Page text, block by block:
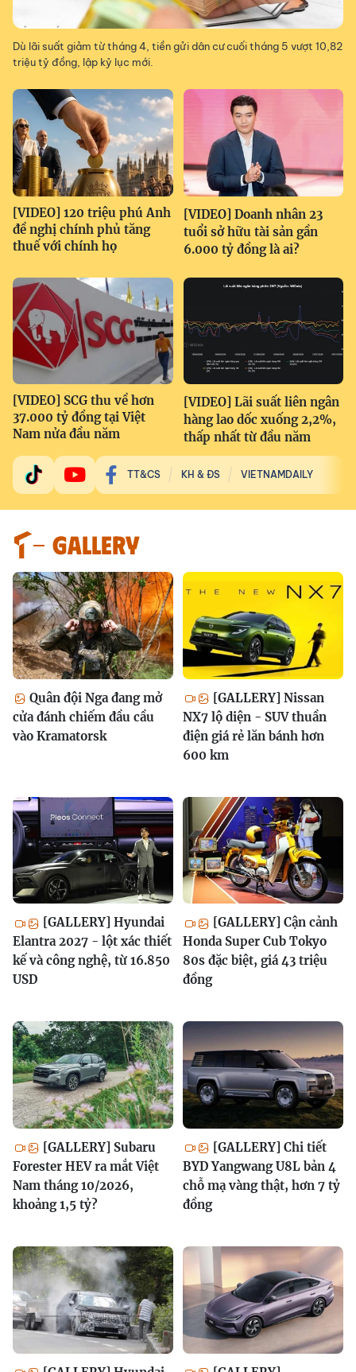
Dù lãi suất giảm từ tháng 4, tiền gửi dân cư cuối tháng 5 vượt 10,82
triệu tỷ đồng, lập kỷ lục mới.
[VIDEO] 120 triệu phú Anh
đề nghị chính phủ tăng
thuế với chính họ
[VIDEO] Doanh nhân 23
tuổi sở hữu tài sản gần
6.000 tỷ đồng là ai?
[VIDEO] SCG thu về hơn
37.000 tỷ đồng tại Việt
Nam nửa đầu năm
[VIDEO] Lãi suất liên ngân
hàng lao dốc xuống 2,2%,
thấp nhất từ đầu năm
TT&CS KH & ĐS VIETNAMDAILY
GALLERY
Quân đội Nga đang mở
cửa đánh chiếm đầu cầu
vào Kramatorsk
[GALLERY] Nissan
NX7 lộ diện - SUV thuần
điện giá rẻ lăn bánh hơn
600 km
[GALLERY] Hyundai
Elantra 2027 - lột xác thiết
kế và công nghệ, từ 16.850
USD
[GALLERY] Cận cảnh
Honda Super Cub Tokyo
80s đặc biệt, giá 43 triệu
đồng
[GALLERY] Subaru
Forester HEV ra mắt Việt
Nam tháng 10/2026,
khoảng 1,5 tỷ?
[GALLERY] Chi tiết
BYD Yangwang U8L bản 4
chỗ mạ vàng thật, hơn 7 tỷ
đồng